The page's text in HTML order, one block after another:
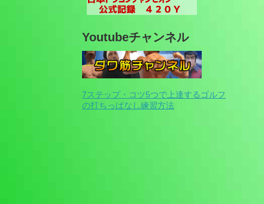
Youtubeチャンネル
7ステップ・コツ5つで上達するゴルフ
の打ちっぱなし練習方法